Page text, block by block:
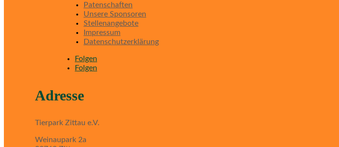
Patenschaften
Unsere Sponsoren
Stellenangebote
Impressum
Datenschutzerklärung
Folgen
Folgen
Adresse
Tierpark Zittau e.V.
Weinaupark 2a